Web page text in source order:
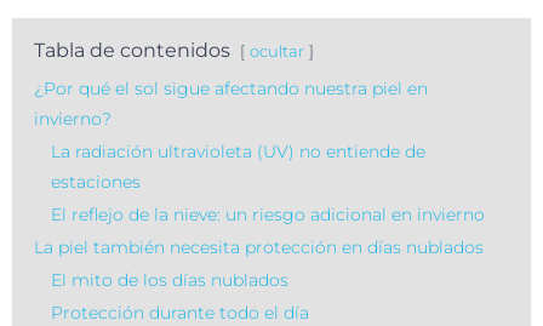
Tabla de contenidos ocultar
¿Por qué el sol sigue afectando nuestra piel en
invierno?
La radiación ultravioleta (UV) no entiende de
estaciones
El reflejo de la nieve: un riesgo adicional en invierno
La piel también necesita protección en días nublados
El mito de los días nublados
Protección durante todo el día